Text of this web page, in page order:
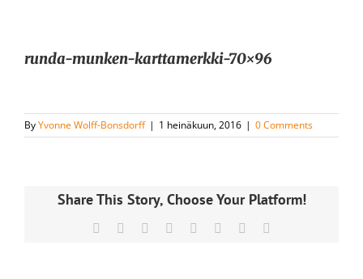
runda-munken-karttamerkki-70×96
ByYvonne Wolff-Bonsdorff | 1 heinäkuun, 2016 | 0 Comments
Share This Story, Choose Your Platform!
Facebook Reddit LinkedIn
TumblrPinterest